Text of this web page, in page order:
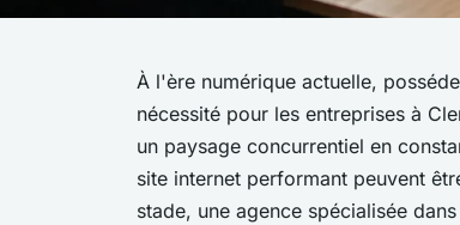
À l'ère numérique actuelle,
nécessité pour les entreprises à
un paysage concurrentiel en
site internet performant peuvent
stade, une agence spécialisée